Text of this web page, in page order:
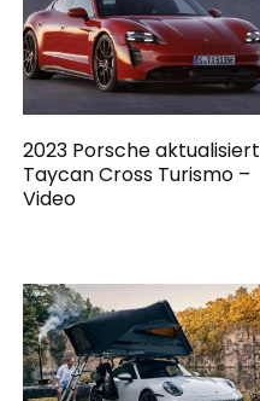
2023 Porsche aktualisiert
Taycan Cross Turismo –
Video